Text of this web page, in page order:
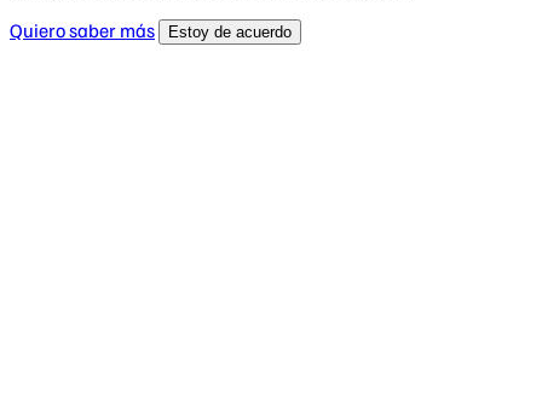
Quiero saber más
Estoy de acuerdo